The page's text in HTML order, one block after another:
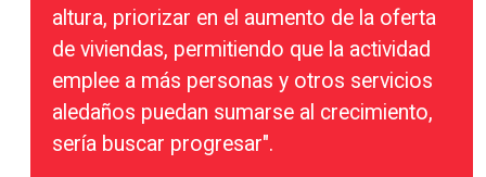
altura, priorizar en el aumento de la oferta
de viviendas, permitiendo que la actividad
emplee a más personas y otros servicios
aledaños puedan sumarse al crecimiento,
sería buscar progresar".